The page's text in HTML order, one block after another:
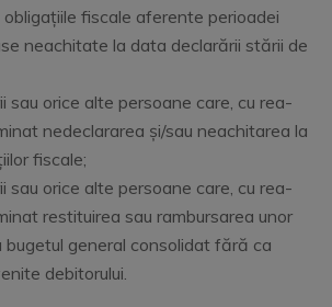
fiscale aferente perioadei
neachitate la data declarării stării de
sau orice alte persoane care, cu rea-
nedeclararea şi/sau neachitarea la
fiscale;
sau orice alte persoane care, cu rea-
restituirea sau rambursarea unor
bugetul general consolidat fără ca
debitorului.